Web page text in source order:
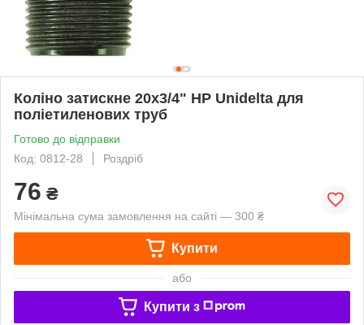
Коліно затискне 20х3/4" НР Unidelta для
поліетиленових труб
Готово до відправки
Код: 0812-28
Роздріб
76 ₴
Мінімальна сума замовлення на сайті — 300 ₴
Купити
або
Купити з